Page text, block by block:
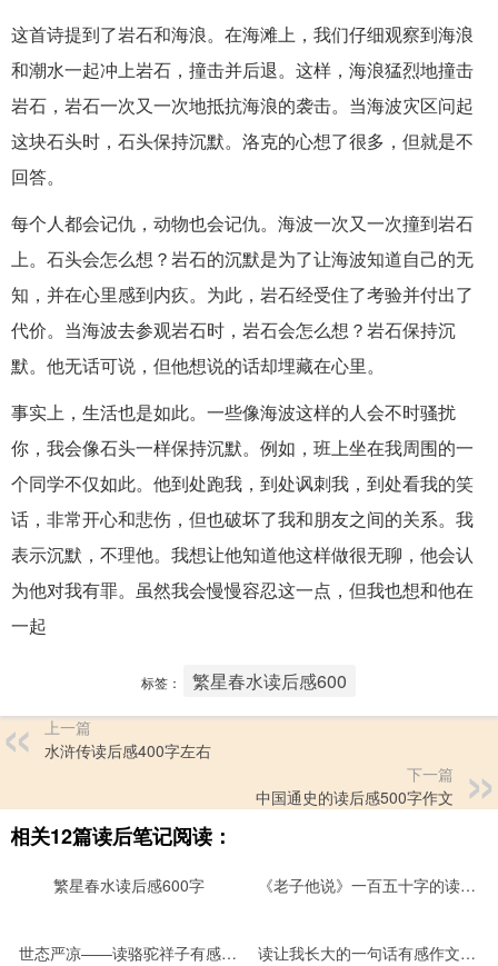
这首诗提到了岩石和海浪。在海滩上，我们仔细观察到海浪
和潮水一起冲上岩石，撞击并后退。这样，海浪猛烈地撞击
岩石，岩石一次又一次地抵抗海浪的袭击。当海波灾区问起
这块石头时，石头保持沉默。洛克的心想了很多，但就是不
回答。
每个人都会记仇，动物也会记仇。海波一次又一次撞到岩石
上。石头会怎么想？岩石的沉默是为了让海波知道自己的无
知，并在心里感到内疚。为此，岩石经受住了考验并付出了
代价。当海波去参观岩石时，岩石会怎么想？岩石保持沉
默。他无话可说，但他想说的话却埋藏在心里。
事实上，生活也是如此。一些像海波这样的人会不时骚扰
你，我会像石头一样保持沉默。例如，班上坐在我周围的一
个同学不仅如此。他到处跑我，到处讽刺我，到处看我的笑
话，非常开心和悲伤，但也破坏了我和朋友之间的关系。我
表示沉默，不理他。我想让他知道他这样做很无聊，他会认
为他对我有罪。虽然我会慢慢容忍这一点，但我也想和他在
一起
标签： 繁星春水读后感600
上一篇
水浒传读后感400字左右
下一篇
中国通史的读后感500字作文
相关12篇读后笔记阅读：
繁星春水读后感600字 《老子他说》一百五十字的读后感
世态严凉――读骆驼祥子有感作文1200字 读让我长大的一句话有感作文1090字1000字